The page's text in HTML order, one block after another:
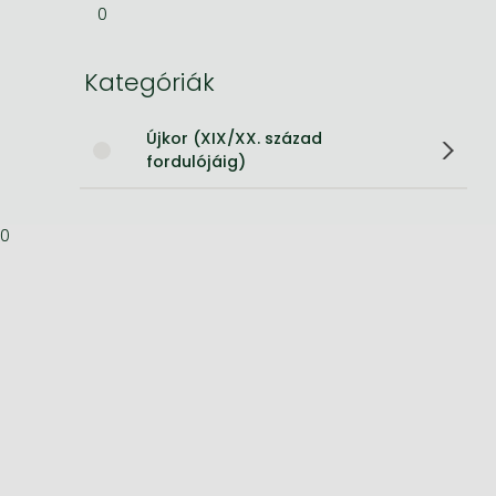
One-Punch Man manga
0
Kategóriák
Újkor (XIX/XX. század
fordulójáig)
0